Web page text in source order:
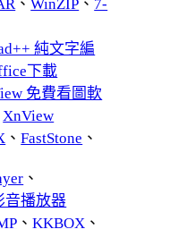
、WinZIP 、 7-
純文字編
下載
免費看圖軟
XnView
、FastStone 、
、
音播放器
、KKBOX 、